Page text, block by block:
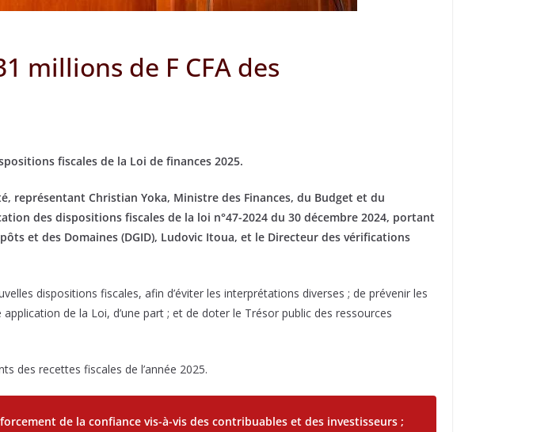
millions de F CFA des
fiscales de la Loi de finances 2025.
représentant Christian Yoka, Ministre des Finances, du Budget et du
des dispositions fiscales de la loi n°47-2024 du 30 décembre 2024, portant
et des Domaines (DGID), Ludovic Itoua, et le Directeur des vérifications
dispositions fiscales, afin d’éviter les interprétations diverses ; de prévenir les
de la Loi, d’une part ; et de doter le Trésor public des ressources
des recettes fiscales de l’année 2025.
de la confiance vis-à-vis des contribuables et des investisseurs ;